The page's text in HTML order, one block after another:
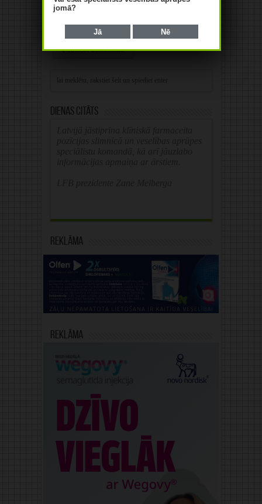
Save my name, email, and website in this
browser for the next time I comment.
Dienas citāts
Reklāma
Reklāma
jomā?
Jā Nē